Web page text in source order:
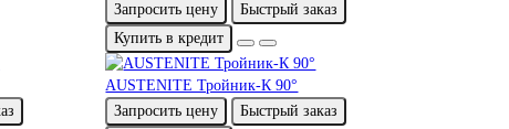
Запросить цену
Быстрый заказ
Купить в кредит
AUSTENITE Тройник-К 90°
Запросить цену
Быстрый заказ